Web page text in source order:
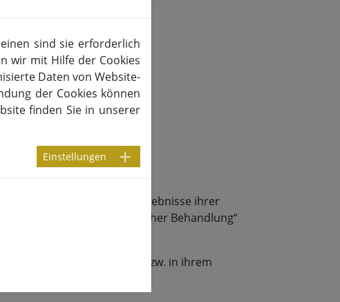
Koalitionsvertrag die Ergebnisse ihrer
notwendiger medizinischer Behandlung“
in einem
bzw. in ihrem
sind sie erforderlich
wir mit Hilfe der Cookies
Daten von Website-
der Cookies können
finden Sie in unserer
Einstellungen